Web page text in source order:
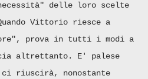
delle loro scelte
Vittorio riesce a
prova in tutti i modi a
altrettanto. E' palese
ci riuscirà, nonostante